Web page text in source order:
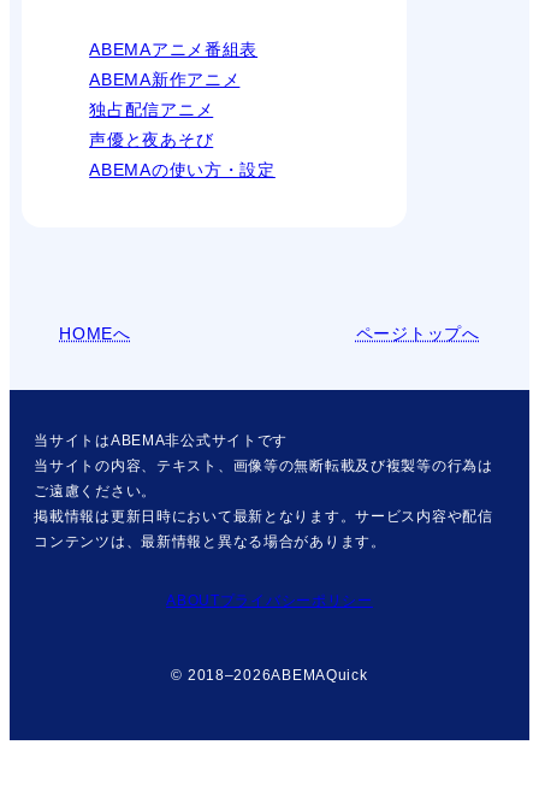
ABEMAアニメ番組表
ABEMA新作アニメ
独占配信アニメ
声優と夜あそび
ABEMAの使い方・設定
HOMEへ ページトップへ
当サイトはABEMA非公式サイトです
当サイトの内容、テキスト、画像等の無断転載及び複製等の行為は
ご遠慮ください。
掲載情報は更新日時において最新となります。サービス内容や配信
コンテンツは、最新情報と異なる場合があります。
ABOUTプライバシーポリシー
© 2018–2026ABEMAQuick